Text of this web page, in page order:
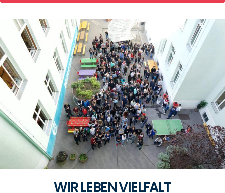
WIR LEBEN VIELFALT